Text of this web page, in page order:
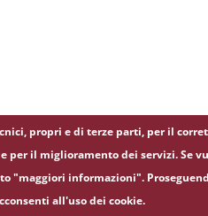
propri e di terze parti, per il
per il miglioramento dei servizi. Se
"maggiori informazioni".
all'uso dei cookie.